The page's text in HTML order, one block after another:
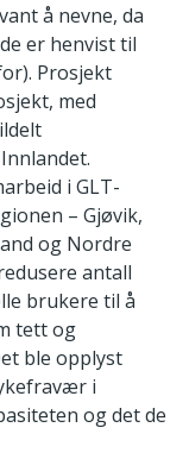
å nevne, da
er henvist til
Prosjekt
med
i GLT-
– Gjøvik,
og Nordre
antall
brukere til å
tett og
ble opplyst
i
og det de